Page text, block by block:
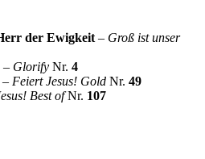
der Ewigkeit – Groß ist unser
– Glorify Nr. 4
– Feiert Jesus! Gold Nr. 49
Best ofNr. 107